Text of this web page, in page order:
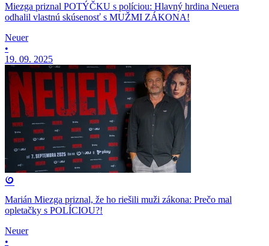
Miezga priznal POTÝČKU s políciou: Hlavný hrdina Neuera
odhalil vlastnú skúsenosť s MUŽMI ZÁKONA!
Neuer
•
19. 09. 2025
Marián Miezga priznal, že ho riešili muži zákona: Prečo mal
opletačky s POLÍCIOU?!
Neuer
•